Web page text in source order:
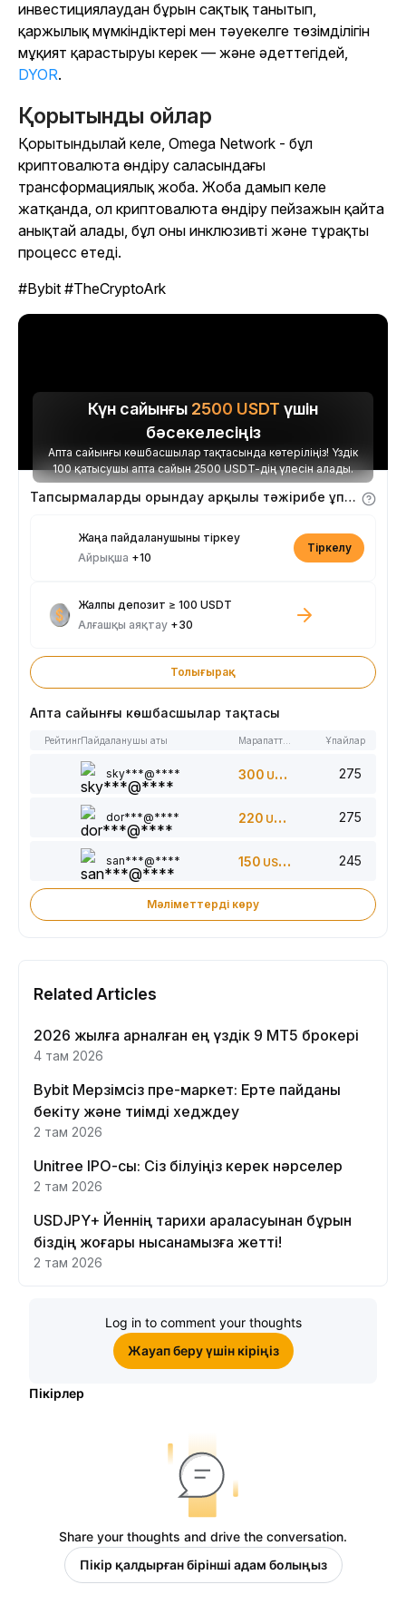
инвестициялаудан бұрын сақтық танытып,
қаржылық мүмкіндіктері мен тәуекелге төзімділігін
мұқият қарастыруы керек — және әдеттегідей,
DYOR.
Қорытынды ойлар
Қорытындылай келе, Omega Network - бұл
криптовалюта өндіру саласындағы
трансформациялық жоба. Жоба дамып келе
жатқанда, ол криптовалюта өндіру пейзажын қайта
анықтай алады, бұл оны инклюзивті және тұрақты
процесс етеді.
#Bybit #TheCryptoArk
Күн сайынғы 2500 USDT үшін
бәсекелесіңіз
Апта сайынғы көшбасшылар тақтасында көтеріліңіз! Үздік
100 қатысушы апта сайын 2500 USDT-дің үлесін алады.
Тапсырмаларды орындау арқылы тәжірибе ұпайларын алыңыз
Жаңа пайдаланушыны тіркеу
Айрықша +10
Тіркелу
Жалпы депозит ≥ 100 USDT
Алғашқы аяқтау +30
Толығырақ
Апта сайынғы көшбасшылар тақтасы
РейтингПайдаланушы аты Ұпайлар
sky***@**** 300 USDT 275
dor***@**** 220 USDT 275
san***@**** 150 USDT 245
Мәліметтерді көру
Related Articles
2026 жылға арналған ең үздік 9 MT5 брокері
4 там 2026
Bybit Мерзімсіз пре-маркет: Ерте пайданы
бекіту және тиімді хедждеу
2 там 2026
Unitree IPO-сы: Сіз білуіңіз керек нәрселер
2 там 2026
USDJPY+ Йеннің тарихи араласуынан бұрын
біздің жоғары нысанамызға жетті!
2 там 2026
Log in to comment your thoughts
Жауап беру үшін кіріңіз
Пікірлер
Share your thoughts and drive the conversation.
Пікір қалдырған бірінші адам болыңыз